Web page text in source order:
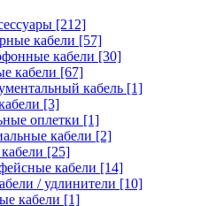
[212]
кабели [57]
кабели [30]
кабели [67]
кабель [1]
[3]
оплетки [1]
кабели [2]
[25]
кабели [14]
/ удлинители [10]
кабели [1]